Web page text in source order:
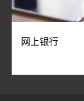
网上银行